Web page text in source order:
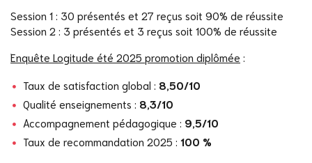
Session 1 : 30 présentés et 27 reçus soit 90% de réussite
Session 2 : 3 présentés et 3 reçus soit 100% de réussite
Enquête Logitude été 2025 promotion diplômée :
Taux de satisfaction global : 8,50/10
Qualité enseignements : 8,3/10
Accompagnement pédagogique : 9,5/10
Taux de recommandation 2025 : 100 %